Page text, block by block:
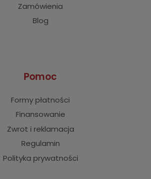
Zamówienia
Blog
Pomoc
Formy płatności
Finansowanie
Zwrot i reklamacja
Regulamin
Polityka prywatności